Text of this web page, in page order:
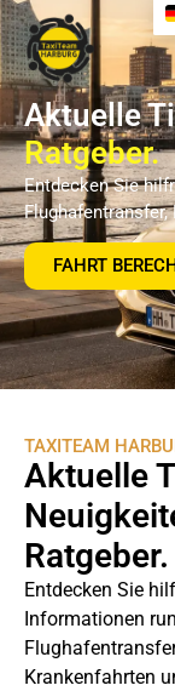
Aktuelle
Ratgeber.
Entdecken Sie
FAHRT
TAXITEAM
Aktuelle
Ratgeber.
Entdecken Sie
Informationen
Krankenfahrten